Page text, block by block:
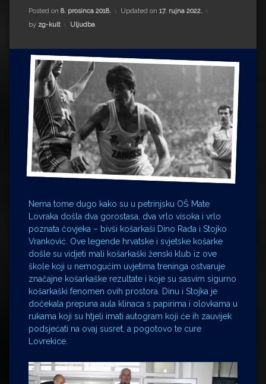
Drugi autori
Drugi autori
Matea Andrić
Ljiljana Lekanić-Kljaić
Željko Krznarić
Mario Lovreković
Miroslav Šantek
Posted on 8. prosinca 2018. Updated on 17. rujna 2022.
by zg-kult Kategorije:
Uljudba
Nema tome dugo kako su u petrinjsku OŠ Mate
Lovraka došla dva gorostasa, dva vrlo visoka i vrlo
poznata čovjeka – bivši košarkaši Dino Rađa i Stojko
Vranković. Ove legende hrvatske i svjetske košarke
došle su vidjeti mali košarkaški ženski klub iz ove
škole koji u nemogućim uvjetima treninga ostvaruje
značajne košarkaške rezultate i koje su sasvim sigurno
košarkaški fenomen ovih prostora. Dinu i Stojka je
dočekala prepuna aula klinaca s papirima i olovkama u
rukama koji su htjeli imati autogram koji će ih zauvijek
podsjećati na ovaj susret, a pogotovo te cure
Lovrekice.